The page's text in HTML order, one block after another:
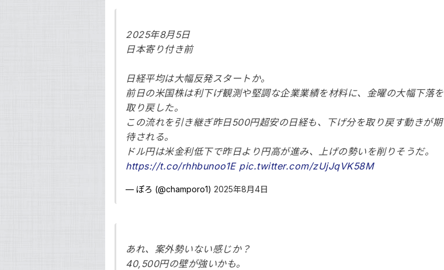
2025年8月5日
日本寄り付き前
日経平均は大幅反発スタートか。
前日の米国株は利下げ観測や堅調な企業業績を材料に、金曜の大幅下落を
取り戻した。
この流れを引き継ぎ昨日500円超安の日経も、下げ分を取り戻す動きが期
待される。
ドル円は米金利低下で昨日より円高が進み、上げの勢いを削りそうだ。
https://t.co/rhhbunoo1E pic.twitter.com/zUjJqVK58M
— ぽろ (@champoro1) 2025年8月4日
あれ、案外勢いない感じか？
40,500円の壁が強いかも。